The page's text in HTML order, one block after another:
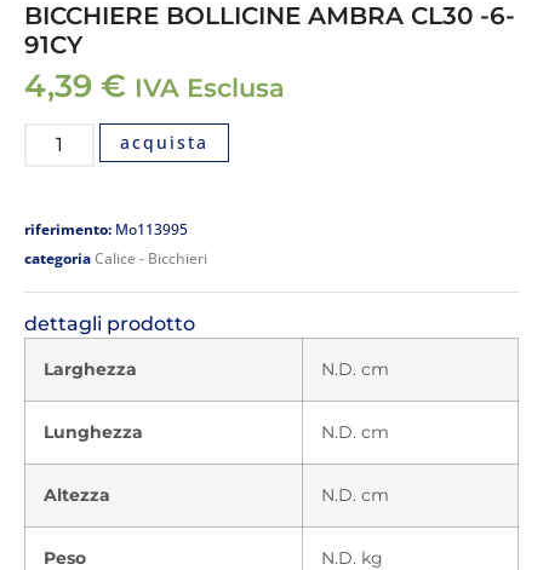
BICCHIERE BOLLICINE AMBRA CL30 -6-
91CY
4,39 € IVA Esclusa
acquista
riferimento: Mo113995
categoriaCalice - Bicchieri
dettagli prodotto
Larghezza N.D. cm
Lunghezza N.D. cm
Altezza N.D. cm
Peso N.D. kg